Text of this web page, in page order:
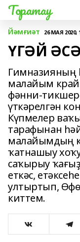
Торатау
Йәмғиәт 26 МАЯ 2020,
ҮГӘЙ ӘСӘ
Гимназияның
малайым
фәнни-
үткәрелгән
Күпмелер
тарафынан
малайымдың
ҡатнашыу
саҡырыу
еткәс,
ултыртып,
киттем.